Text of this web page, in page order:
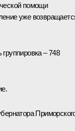
помощи
уже
– 748